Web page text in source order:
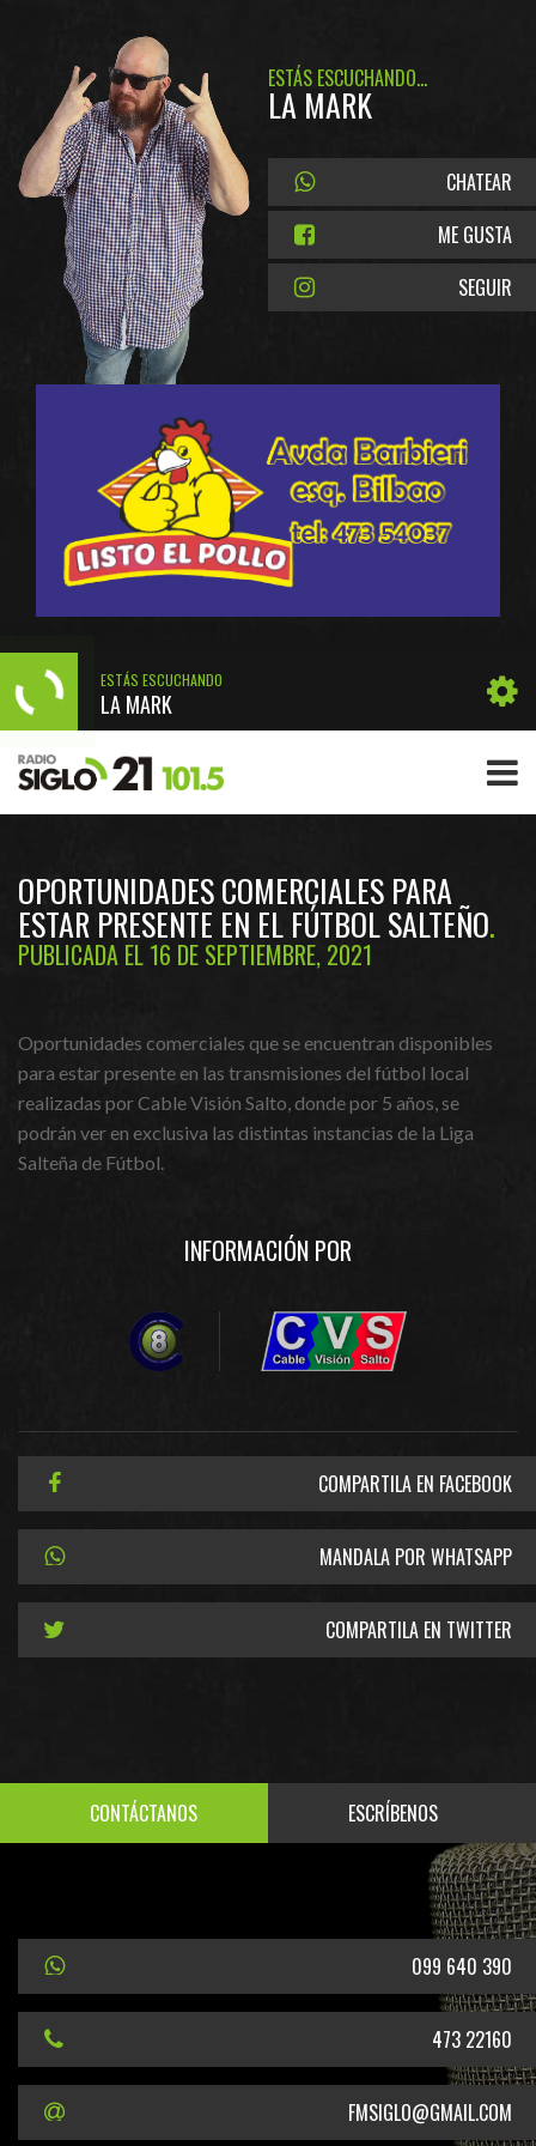
ESTÁS ESCUCHANDO...
LA MARK
CHATEAR
ME GUSTA
SEGUIR
ESTÁS ESCUCHANDO
LA MARK
OPORTUNIDADES COMERCIALES PARA
ESTAR PRESENTE EN EL FÚTBOL SALTEÑO
PUBLICADA EL 16 DE SEPTIEMBRE, 2021
Oportunidades comerciales que se encuentran disponibles
para estar presente en las transmisiones del fútbol local
realizadas por Cable Visión Salto, donde por 5 años, se
podrán ver en exclusiva las distintas instancias de la Liga
Salteña de Fútbol.
INFORMACIÓN POR
COMPARTILA EN FACEBOOK
MANDALA POR WHATSAPP
COMPARTILA EN TWITTER
CONTÁCTANOS ESCRÍBENOS
099 640 390
473 22160
FMSIGLO@GMAIL.COM